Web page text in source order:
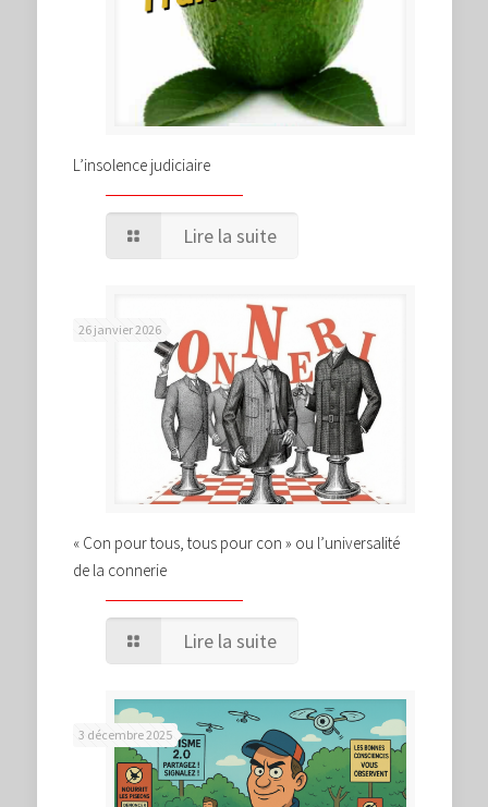
L’insolence judiciaire
Lire la suite
26 janvier 2026
« Con pour tous, tous pour con » ou l’universalité
de la connerie
Lire la suite
3 décembre 2025